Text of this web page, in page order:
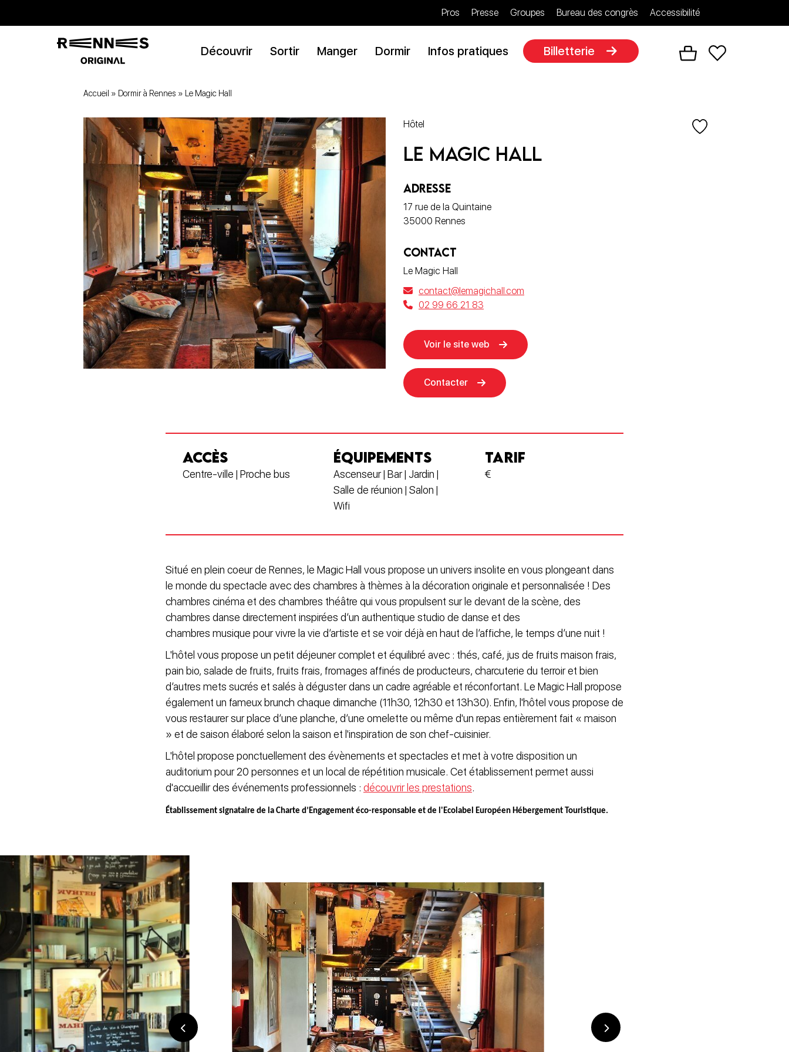
Pros Presse Groupes Bureau des congrès Accessibilité
Découvrir Sortir Manger Dormir Infos pratiques Billetterie
Accueil » Dormir à Rennes » Le Magic Hall
Hôtel
Le Magic Hall
ADRESSE
17 rue de la Quintaine
35000 Rennes
CONTACT
Le Magic Hall
contact@lemagichall.com
02 99 66 21 83
Voir le site web
Contacter
ACCÈS
Centre-ville | Proche bus
ÉQUIPEMENTS
Ascenseur | Bar | Jardin |
Salle de réunion | Salon |
Wifi
TARIF
€
Situé en plein coeur de Rennes, le Magic Hall vous propose un univers insolite en vous plongeant dans
le monde du spectacle avec des chambres à thèmes à la décoration originale et personnalisée ! Des
chambres cinéma et des chambres théâtre qui vous propulsent sur le devant de la scène, des
chambres danse directement inspirées d’un authentique studio de danse et des
chambres musique pour vivre la vie d’artiste et se voir déjà en haut de l’affiche, le temps d’une nuit !
L'hôtel vous propose un petit déjeuner complet et équilibré avec : thés, café, jus de fruits maison frais,
pain bio, salade de fruits, fruits frais, fromages affinés de producteurs, charcuterie du terroir et bien
d’autres mets sucrés et salés à déguster dans un cadre agréable et réconfortant. Le Magic Hall propose
également un fameux brunch chaque dimanche (11h30, 12h30 et 13h30). Enfin, l'hôtel vous propose de
vous restaurer sur place d’une planche, d’une omelette ou même d'un repas entièrement fait « maison
» et de saison élaboré selon la saison et l'inspiration de son chef-cuisinier.
L'hôtel propose ponctuellement des évènements et spectacles et met à votre disposition un
auditorium pour 20 personnes et un local de répétition musicale. Cet établissement permet aussi
d'accueillir des événements professionnels : découvrir les prestations.
Établissement signataire de la Charte d’Engagement éco-responsable et de l'Ecolabel Européen Hébergement Touristique.